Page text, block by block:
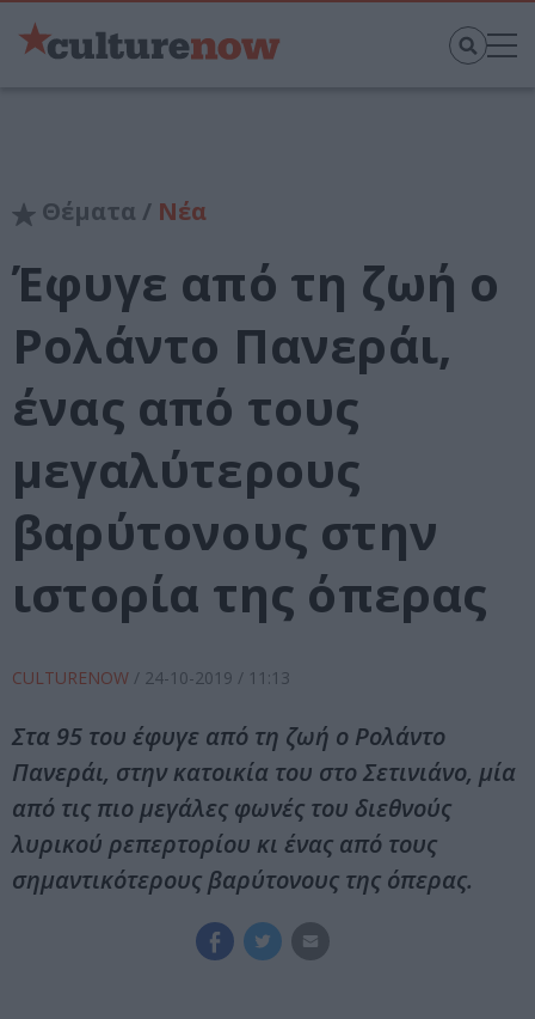
Θέματα / Νέα
Έφυγε από τη ζωή ο
Ρολάντο Πανεράι,
ένας από τους
μεγαλύτερους
βαρύτονους στην
ιστορία της όπερας
CULTURENOW / 24-10-2019 / 11:13
Στα 95 του έφυγε από τη ζωή ο Ρολάντο
Πανεράι, στην κατοικία του στο Σετινιάνο, μία
από τις πιο μεγάλες φωνές του διεθνούς
λυρικού ρεπερτορίου κι ένας από τους
σημαντικότερους βαρύτονους της όπερας.